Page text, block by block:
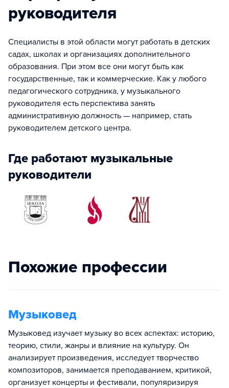
руководителя
Специалисты в этой области могут работать в детских
садах, школах и организациях дополнительного
образования. При этом все они могут быть как
государственные, так и коммерческие. Как у любого
педагогического сотрудника, у музыкального
руководителя есть перспектива занять
административную должность — например, стать
руководителем детского центра.
Где работают музыкальные
руководители
Похожие профессии
Музыковед
Музыковед изучает музыку во всех аспектах: историю,
теорию, стили, жанры и влияние на культуру. Он
анализирует произведения, исследует творчество
композиторов, занимается преподаванием, критикой,
организует концерты и фестивали, популяризируя